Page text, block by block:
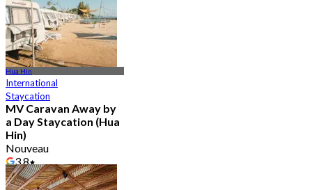
Hua Hin
International
Staycation
MV Caravan Away by
a Day Staycation (Hua
Hin)
Nouveau
3.8
De฿ 2,500